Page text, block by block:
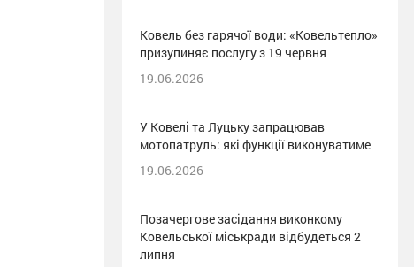
Ковель без гарячої води: «Ковельтепло»
призупиняє послугу з 19 червня
19.06.2026
У Ковелі та Луцьку запрацював
мотопатруль: які функції виконуватиме
19.06.2026
Позачергове засідання виконкому
Ковельської міськради відбудеться 2
липня